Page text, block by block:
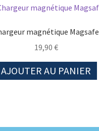
magnétique Magsafe
19,90 €
AJOUTER AU PANIER